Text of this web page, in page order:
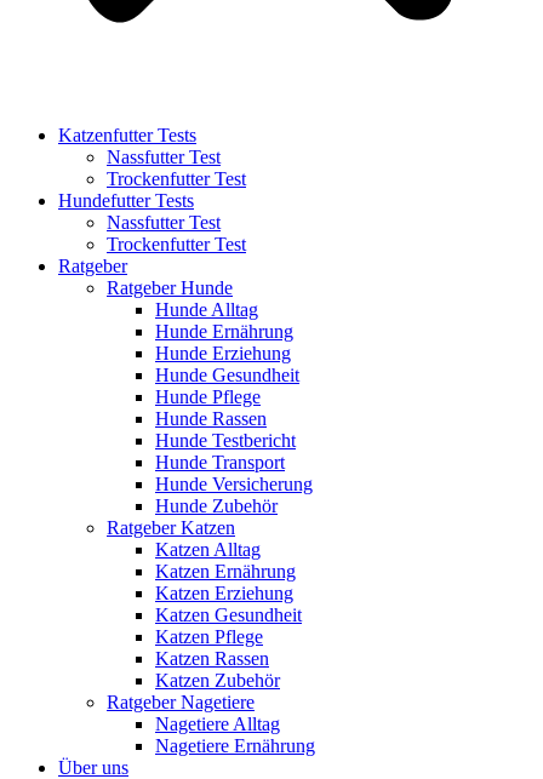
Katzenfutter Tests
Nassfutter Test
Trockenfutter Test
Hundefutter Tests
Nassfutter Test
Trockenfutter Test
Ratgeber
Ratgeber Hunde
Hunde Alltag
Hunde Ernährung
Hunde Erziehung
Hunde Gesundheit
Hunde Pflege
Hunde Rassen
Hunde Testbericht
Hunde Transport
Hunde Versicherung
Hunde Zubehör
Ratgeber Katzen
Katzen Alltag
Katzen Ernährung
Katzen Erziehung
Katzen Gesundheit
Katzen Pflege
Katzen Rassen
Katzen Zubehör
Ratgeber Nagetiere
Nagetiere Alltag
Nagetiere Ernährung
Über uns